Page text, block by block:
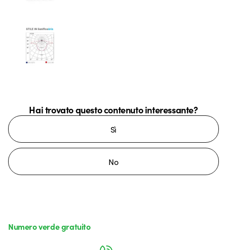
Hai trovato questo contenuto interessante?
Sì
No
Numero verde gratuito